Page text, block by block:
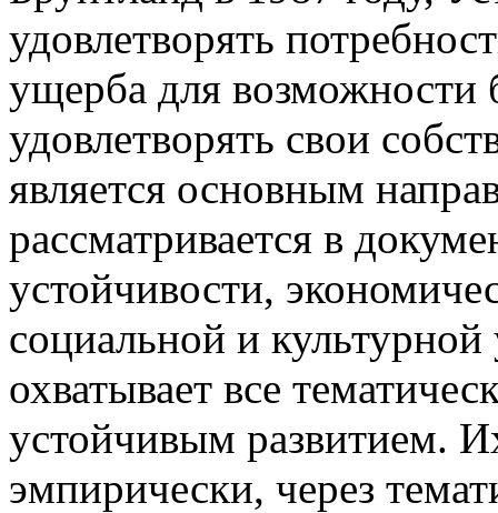
удовлетворять
ущерба для возможности
удовлетворять свои
является основным
рассматривается в
устойчивости,
социальной и
охватывает все
устойчивым развитием.
эмпирически, через